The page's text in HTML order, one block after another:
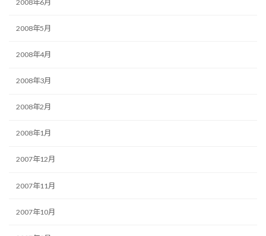
2008年6月
2008年5月
2008年4月
2008年3月
2008年2月
2008年1月
2007年12月
2007年11月
2007年10月